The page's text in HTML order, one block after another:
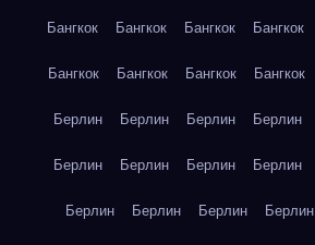
Бангкок Бангкок Бангкок Бангкок
Бангкок Бангкок Бангкок Бангкок
Берлин Берлин Берлин Берлин
Берлин Берлин Берлин Берлин
Берлин Берлин Берлин Берлин